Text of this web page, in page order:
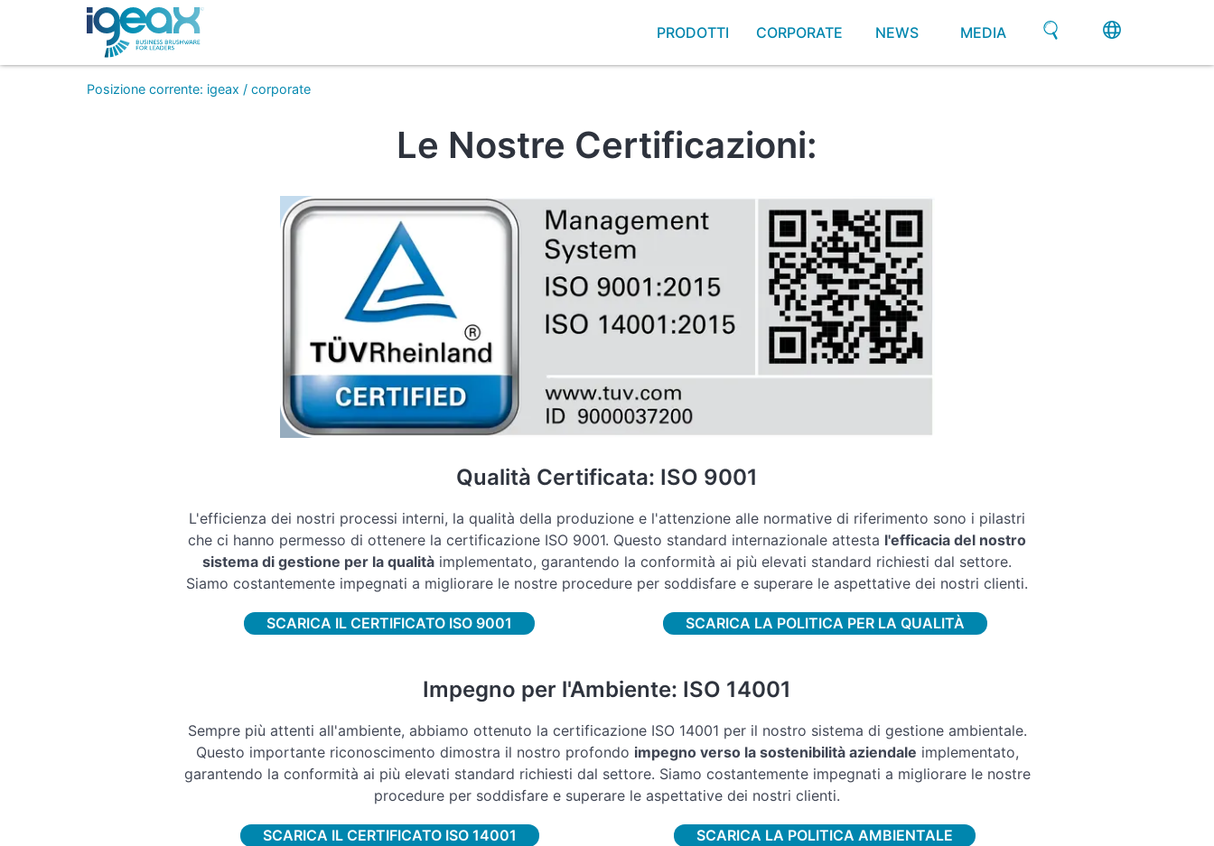
PRODOTTI CORPORATE NEWS MEDIA
Posizione corrente: igeax / corporate
Le Nostre Certificazioni:
Qualità Certificata: ISO 9001
L'efficienza dei nostri processi interni, la qualità della produzione e l'attenzione alle normative di riferimento sono i pilastri
che ci hanno permesso di ottenere la certificazione ISO 9001. Questo standard internazionale attesta l'efficacia del nostro
sistema di gestione per la qualità implementato, garantendo la conformità ai più elevati standard richiesti dal settore.
Siamo costantemente impegnati a migliorare le nostre procedure per soddisfare e superare le aspettative dei nostri clienti.
SCARICA IL CERTIFICATO ISO 9001 SCARICA LA POLITICA PER LA QUALITÀ
Impegno per l'Ambiente: ISO 14001
Sempre più attenti all'ambiente, abbiamo ottenuto la certificazione ISO 14001 per il nostro sistema di gestione ambientale.
Questo importante riconoscimento dimostra il nostro profondo impegno verso la sostenibilità aziendale implementato,
garantendo la conformità ai più elevati standard richiesti dal settore. Siamo costantemente impegnati a migliorare le nostre
procedure per soddisfare e superare le aspettative dei nostri clienti.
SCARICA IL CERTIFICATO ISO 14001 SCARICA LA POLITICA AMBIENTALE